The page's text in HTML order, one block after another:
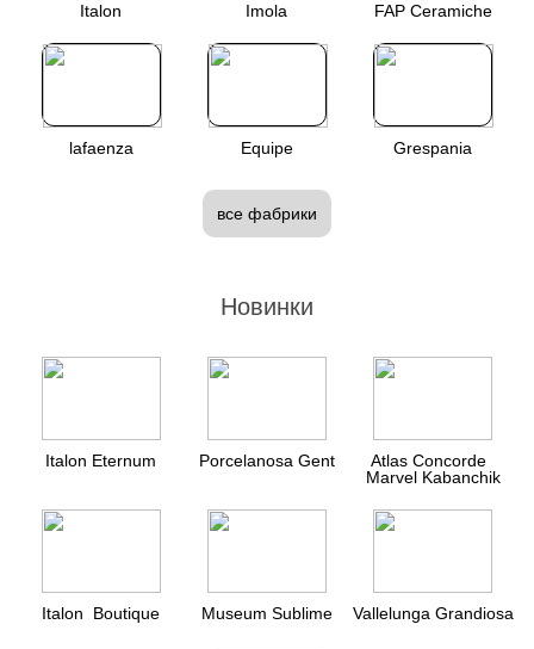
Italon Imola FAP Ceramiche
lafaenza Equipe Grespania
все фабрики
Новинки
Italon Eternum Porcelanosa Gent
Atlas Concorde
Marvel Kabanchik
Italon Boutique Museum Sublime Vallelunga Grandiosa